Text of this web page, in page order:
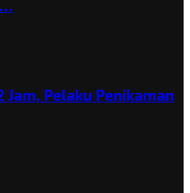
Jam, Pelaku Penikaman